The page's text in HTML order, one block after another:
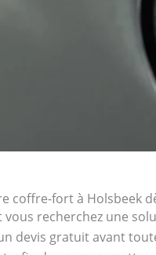
coffre-fort à Holsbeek
recherchez une
devis gratuit avant